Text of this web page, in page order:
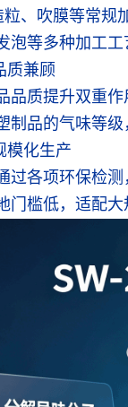
、吹膜等常规
泡等多种加工工
质兼顾
品质提升双重
制品的气味等级
模化生产
过各项环保检
门槛低，适配大